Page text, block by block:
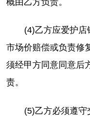
概由乙方负责。
(4)乙方应爱护
市场价赔偿或负责修
须经甲方同意同意后
责。
(5)乙方必须遵